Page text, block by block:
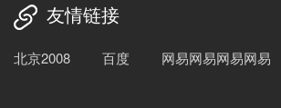
友情链接
北京2008 百度 网易网易网易网易